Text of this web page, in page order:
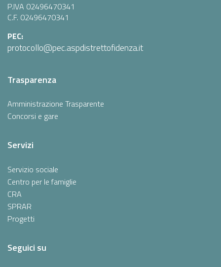
P.IVA 02496470341
C.F. 02496470341
PEC:
protocollo@pec.aspdistrettofidenza.it
Trasparenza
Amministrazione Trasparente
Concorsi e gare
Servizi
Servizio sociale
Centro per le famiglie
CRA
SPRAR
Progetti
Seguici su